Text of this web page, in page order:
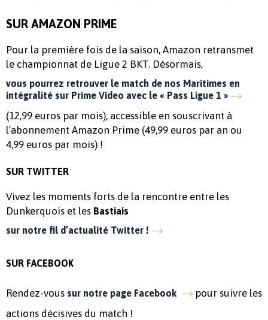
SUR AMAZON PRIME
Pour la première fois de la saison, Amazon retransmet
le championnat de Ligue 2 BKT. Désormais,
vous pourrez retrouver le match de nos Maritimes en
intégralité sur Prime Video avec le « Pass Ligue 1 »
(12,99 euros par mois), accessible en souscrivant à
l’abonnement Amazon Prime (49,99 euros par an ou
4,99 euros par mois) !
SUR TWITTER
Vivez les moments forts de la rencontre entre les
Dunkerquois et les Bastiais
sur notre fil d’actualité Twitter !
SUR FACEBOOK
Rendez-vous sur notre page Facebook
pour suivre les
actions décisives du match !